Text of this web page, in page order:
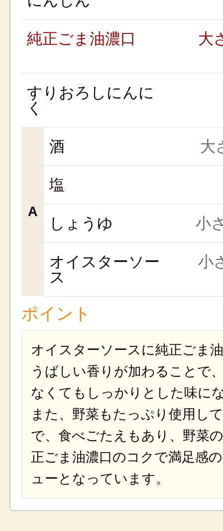
純正ごま油濃口 大
すりおろしにんに
く
A
酒 大
塩
しょうゆ 小
オイスターソー
ス
小
ポイント
オイスターソースに純正ごま
うばしい香りが加わることで
なくてもしっかりとした味に
また、野菜もたっぷり使用し
で、食べごたえもあり、野菜
正ごま油濃口のコクで満足感
ューとなっています。